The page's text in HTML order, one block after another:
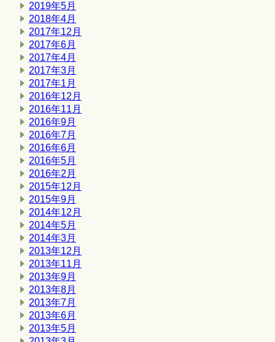
2019年5月
2018年4月
2017年12月
2017年6月
2017年4月
2017年3月
2017年1月
2016年12月
2016年11月
2016年9月
2016年7月
2016年6月
2016年5月
2016年2月
2015年12月
2015年9月
2014年12月
2014年5月
2014年3月
2013年12月
2013年11月
2013年9月
2013年8月
2013年7月
2013年6月
2013年5月